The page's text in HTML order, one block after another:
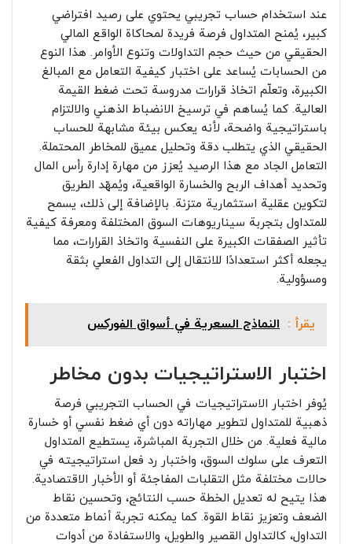
عند استخدام حساب تجريبي يحتوي على رصيد افتراضي
كبير، يُمنح المتداول فرصة فريدة لمحاكاة الواقع المالي
الحقيقي من حيث حجم التداولات وتنوع الأوامر. هذا النوع
من الحسابات يُساعد على اختبار كيفية التعامل مع المبالغ
الكبيرة، وتعلّم اتخاذ قرارات مدروسة تحت ضغط القيمة
العالية. كما يُساهم في ترسيخ الانضباط الذهني والالتزام
باستراتيجية واضحة، لأنه يعكس بيئة مشابهة للحساب
الحقيقي الذي يتطلب دقة وتحليل عميق للمخاطر المحتملة.
التعامل الجاد مع هذا الرصيد يُعزز من مهارة إدارة رأس المال
وتحديد أهداف الربح والخسارة الواقعية، ويُمهّد الطريق
لتكوين عقلية استثمارية متزنة. بالإضافة إلى ذلك، يسمح
للمتداول بتجربة سيناريوهات السوق المختلفة ومعرفة كيفية
تأثير الصفقات الكبيرة على النفسية واتخاذ القرارات، مما
يجعله أكثر استعدادًا للانتقال إلى التداول الفعلي بثقة
ومسؤولية.
يقرأ : النماذج السعرية في أسواق الفوركس
اختبار الاستراتيجيات بدون مخاطر
يُوفر اختبار الاستراتيجيات في الحساب التجريبي فرصة
ذهبية للمتداول لتطوير مهاراته دون أي ضغط نفسي أو خسارة
مالية فعلية. من خلال التجربة المباشرة، يستطيع المتداول
التعرف على سلوك السوق، واختبار رد فعل استراتيجيته في
حالات مختلفة مثل التقلبات المفاجئة أو الأخبار الاقتصادية.
هذا يتيح له تعديل الخطة حسب النتائج، وتحسين نقاط
الضعف وتعزيز نقاط القوة. كما يمكنه تجربة أنماط متعددة من
التداول، كالتداول القصير والطويل، والاستفادة من أدوات